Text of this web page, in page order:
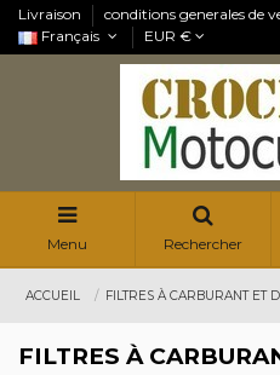
Livraison
conditions generales de
Français
EUR €
Menu Rechercher
ACCUEIL FILTRES À CARBURANT ET
FILTRES À